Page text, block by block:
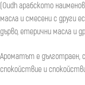
(Oudh арабското
масла и смесени с други
дърво, етерични масла и
Ароматът е дълготраен,
спокойствие и